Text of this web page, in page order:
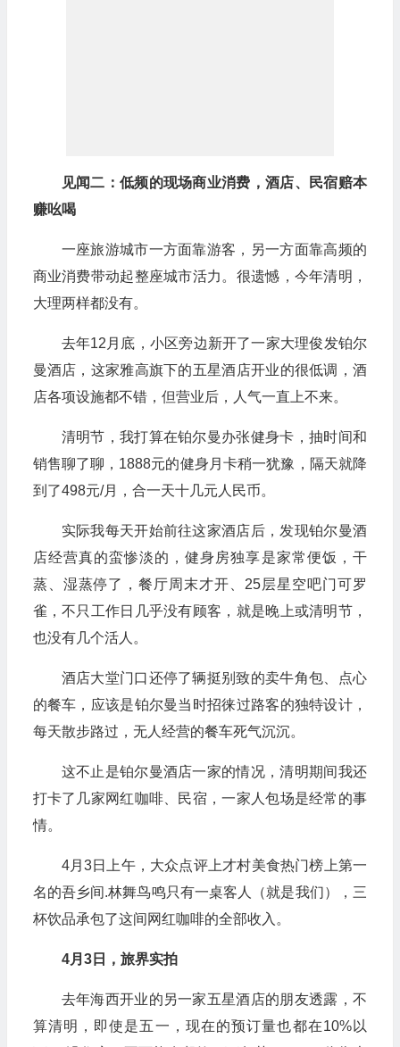
见闻二：低频的现场商业消费，酒店、民宿赔本
赚吆喝
一座旅游城市一方面靠游客，另一方面靠高频的
商业消费带动起整座城市活力。很遗憾，今年清明，
大理两样都没有。
去年12月底，小区旁边新开了一家大理俊发铂尔
曼酒店，这家雅高旗下的五星酒店开业的很低调，酒
店各项设施都不错，但营业后，人气一直上不来。
清明节，我打算在铂尔曼办张健身卡，抽时间和
销售聊了聊，1888元的健身月卡稍一犹豫，隔天就降
到了498元/月，合一天十几元人民币。
实际我每天开始前往这家酒店后，发现铂尔曼酒
店经营真的蛮惨淡的，健身房独享是家常便饭，干
蒸、湿蒸停了，餐厅周末才开、25层星空吧门可罗
雀，不只工作日几乎没有顾客，就是晚上或清明节，
也没有几个活人。
酒店大堂门口还停了辆挺别致的卖牛角包、点心
的餐车，应该是铂尔曼当时招徕过路客的独特设计，
每天散步路过，无人经营的餐车死气沉沉。
这不止是铂尔曼酒店一家的情况，清明期间我还
打卡了几家网红咖啡、民宿，一家人包场是经常的事
情。
4月3日上午，大众点评上才村美食热门榜上第一
名的吾乡间.林舞鸟鸣只有一桌客人（就是我们），三
杯饮品承包了这间网红咖啡的全部收入。
4月3日，旅界实拍
去年海西开业的另一家五星酒店的朋友透露，不
算清明，即使是五一，现在的预订量也都在10%以